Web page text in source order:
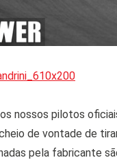
nossos pilotos
de vontade de
pela fabricante